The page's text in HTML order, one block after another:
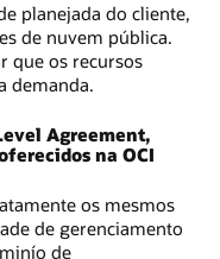
planejada do cliente,
de nuvem pública.
que os recursos
demanda.
Agreement,
na OCI
os mesmos
de gerenciamento
de